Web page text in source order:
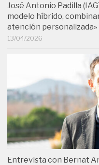
José Antonio Padilla
modelo híbrido,
atención personalizada»
13/04/2026
Entrevista con Bernat